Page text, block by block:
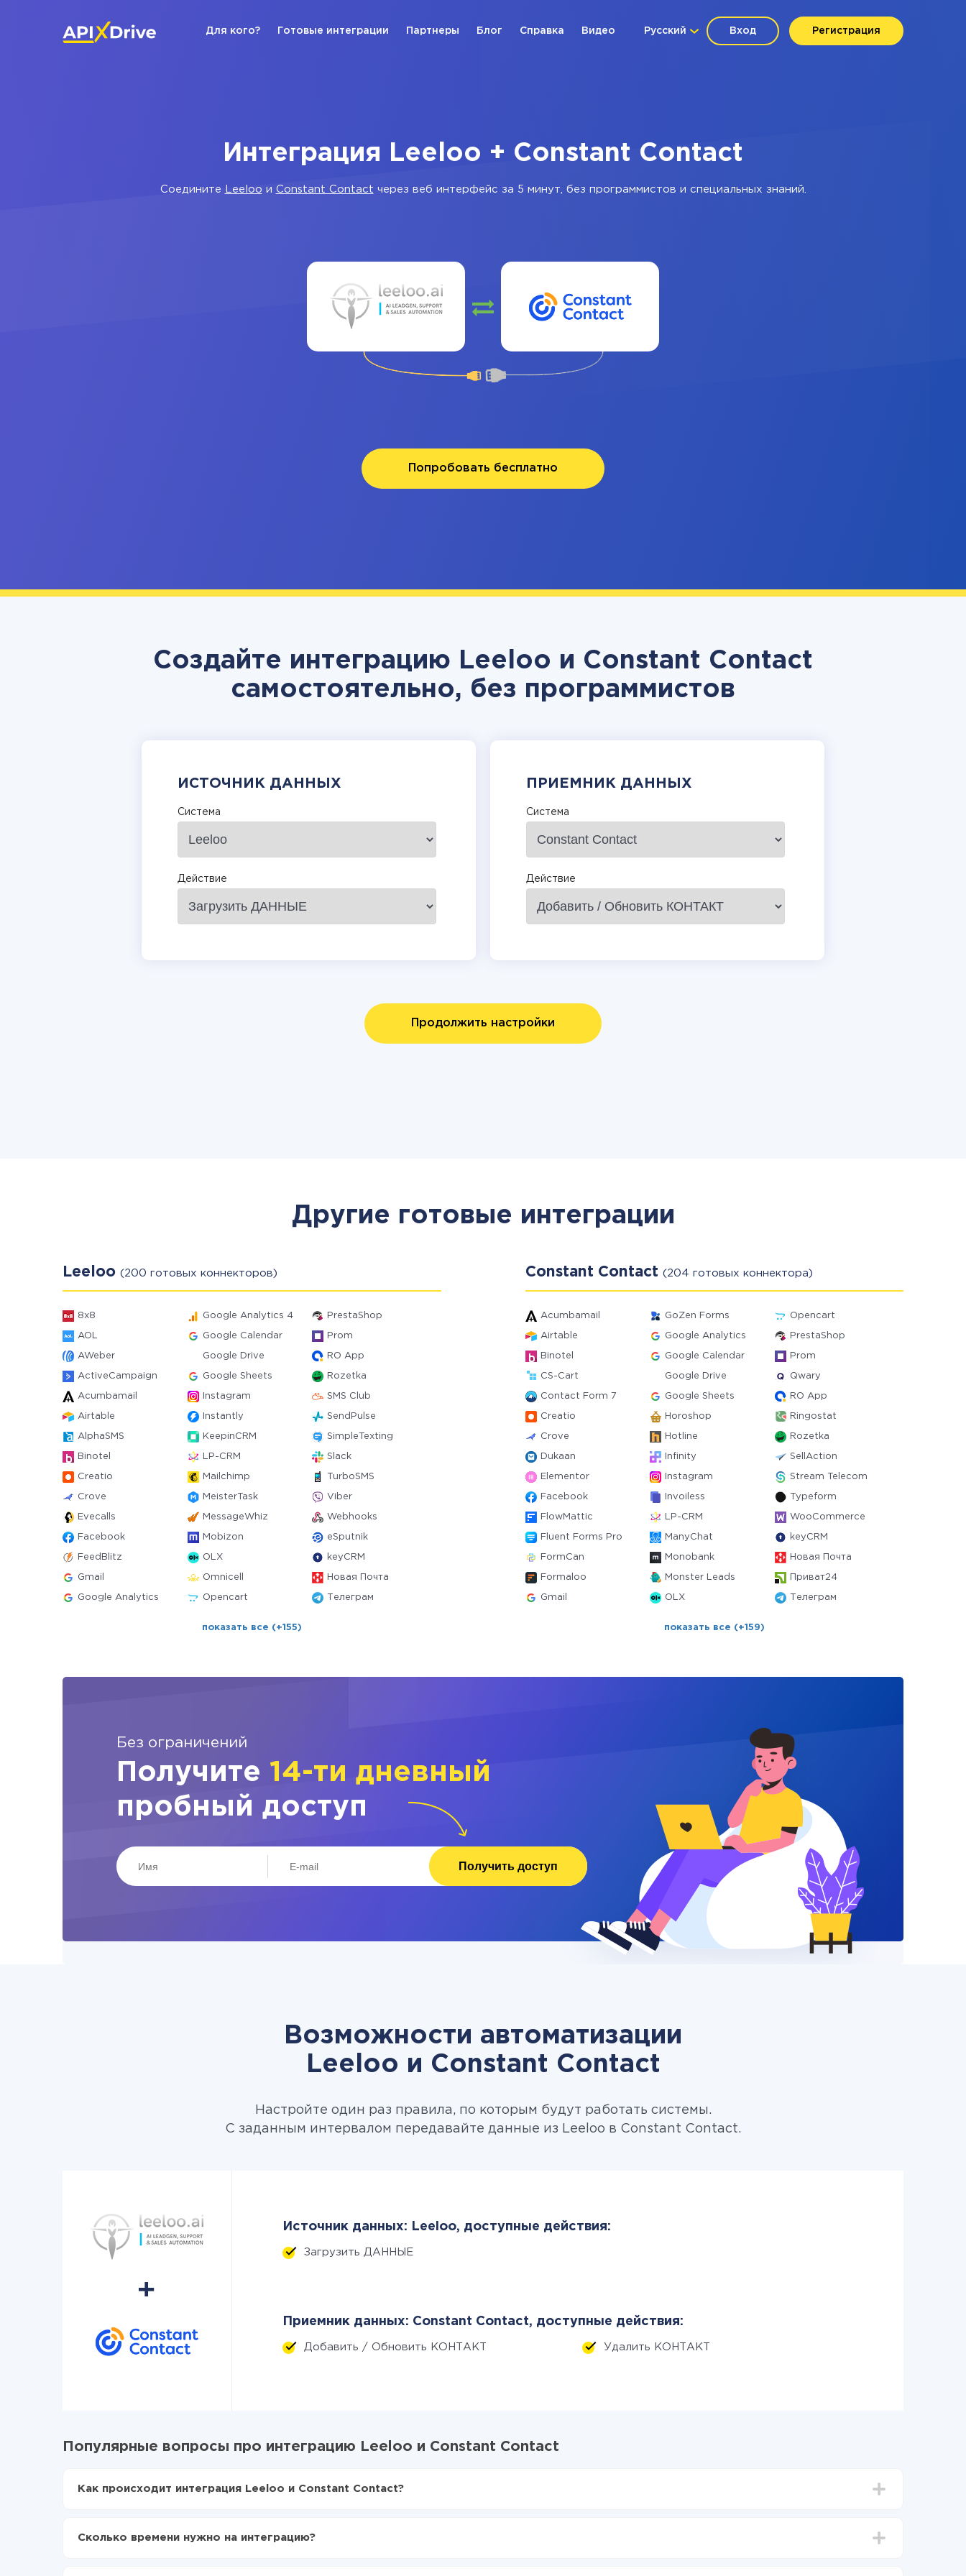
Вход Регистрация
Русский
Для кого? Готовые интеграции Партнеры Блог Справка Видео
Интеграция Leeloo + Constant Contact
Соедините Leeloo и Constant Contact через веб интерфейс за 5 минут, без программистов и специальных знаний.
Попробовать бесплатно
Создайте интеграцию Leeloo и Constant Contact
самостоятельно, без программистов
ИСТОЧНИК ДАННЫХ
Система
Действие
ПРИЕМНИК ДАННЫХ
Система
Действие
Продолжить настройки
Другие готовые интеграции
Leeloo (200 готовых коннекторов)
8x8 Google Analytics 4 PrestaShop
AOL Google Calendar Prom
AWeber Google Drive RO App
ActiveCampaign Google Sheets Rozetka
Acumbamail Instagram SMS Club
Airtable Instantly SendPulse
AlphaSMS KeepinCRM SimpleTexting
Binotel LP-CRM Slack
Creatio Mailchimp TurboSMS
Crove MeisterTask Viber
Evecalls MessageWhiz Webhooks
Facebook Mobizon eSputnik
FeedBlitz OLX keyCRM
Gmail Omnicell Новая Почта
Google Analytics Opencart Телеграм
показать все (+155)
Constant Contact (204 готовых коннектора)
Acumbamail GoZen Forms Opencart
Airtable Google Analytics PrestaShop
Binotel Google Calendar Prom
CS-Cart Google Drive Qwary
Contact Form 7 Google Sheets RO App
Creatio Horoshop Ringostat
Crove Hotline Rozetka
Dukaan Infinity SellAction
Elementor Instagram Stream Telecom
Facebook Invoiless Typeform
FlowMattic LP-CRM WooCommerce
Fluent Forms Pro ManyChat keyCRM
FormCan Monobank Новая Почта
Formaloo Monster Leads Приват24
Gmail OLX Телеграм
показать все (+159)
Без ограничений
Получите 14-ти дневный
пробный доступ
Получить доступ
Возможности автоматизации
Leeloo и Constant Contact
Настройте один раз правила, по которым будут работать системы.
С заданным интервалом передавайте данные из Leeloo в Constant Contact.
Источник данных: Leeloo, доступные действия:
Загрузить ДАННЫЕ
Приемник данных: Constant Contact, доступные действия:
Добавить / Обновить КОНТАКТ Удалить КОНТАКТ
Популярные вопросы про интеграцию Leeloo и Constant Contact
Как происходит интеграция Leeloo и Constant Contact?
Включаете автообновление
Сколько времени нужно на интеграцию?